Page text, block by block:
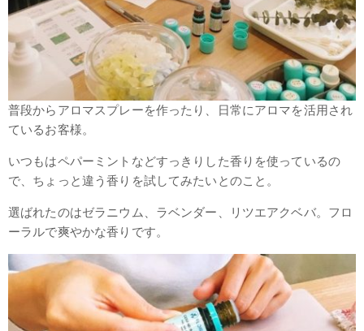
普段からアロマスプレーを作ったり、日常にアロマを活用され
ているお客様。
いつもはペパーミントなどすっきりした香りを使っているの
で、ちょっと違う香りを試してみたいとのこと。
選ばれたのはゼラニウム、ラベンダー、リツエアクベバ。フロ
ーラルで爽やかな香りです。